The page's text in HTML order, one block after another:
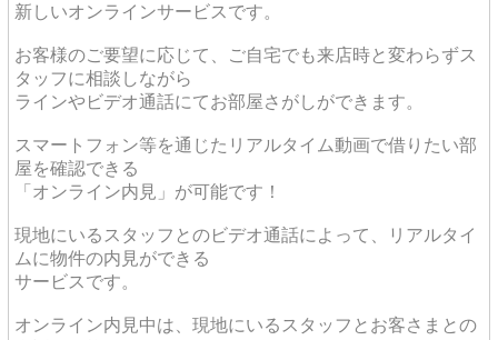
新しいオンラインサービスです。
お客様のご要望に応じて、ご自宅でも来店時と変わらずス
タッフに相談しながら
ラインやビデオ通話にてお部屋さがしができます。
スマートフォン等を通じたリアルタイム動画で借りたい部
屋を確認できる
「オンライン内見」が可能です！
現地にいるスタッフとのビデオ通話によって、リアルタイ
ムに物件の内見ができる
サービスです。
オンライン内見中は、現地にいるスタッフとお客さまとの